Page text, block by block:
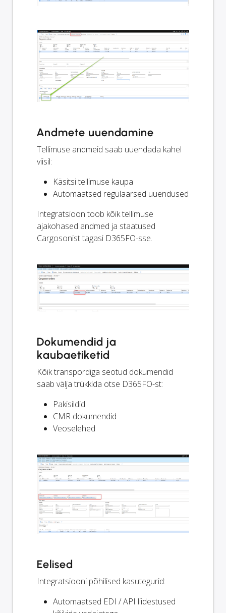
Andmete uuendamine
Tellimuse andmeid saab uuendada kahel
viisil:
Käsitsi tellimuse kaupa
Automaatsed regulaarsed uuendused
Integratsioon toob kõik tellimuse
ajakohased andmed ja staatused
Cargosonist tagasi D365FO-sse.
Dokumendid ja
kaubaetiketid
Kõik transpordiga seotud dokumendid
saab välja trükkida otse D365FO-st:
Pakisildid
CMR dokumendid
Veoselehed
Eelised
Integratsiooni põhilised kasutegurid:
Automaatsed EDI / API liidestused